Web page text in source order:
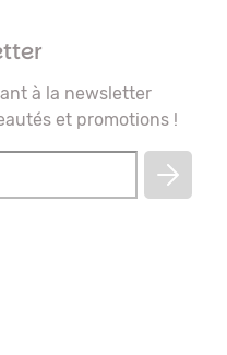
à la newsletter
et promotions !